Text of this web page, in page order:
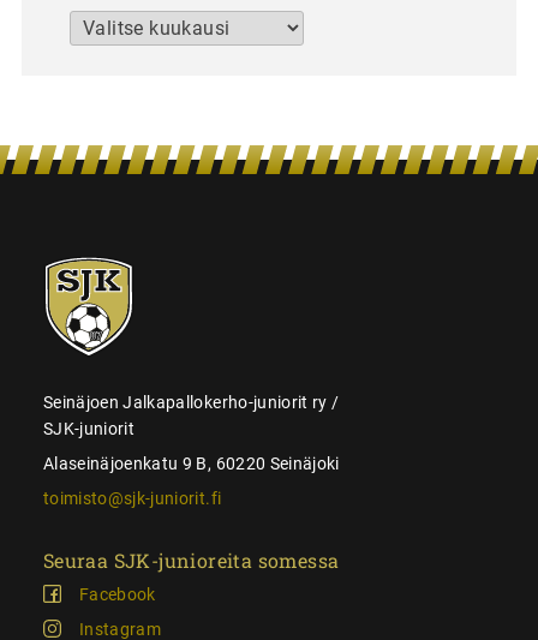
Arkistot
SJK-
juniorit
Seinäjoen Jalkapallokerho-juniorit ry /
SJK-juniorit
Alaseinäjoenkatu 9 B, 60220 Seinäjoki
toimisto@sjk-juniorit.fi
Seuraa SJK-junioreita somessa
Facebook
Instagram